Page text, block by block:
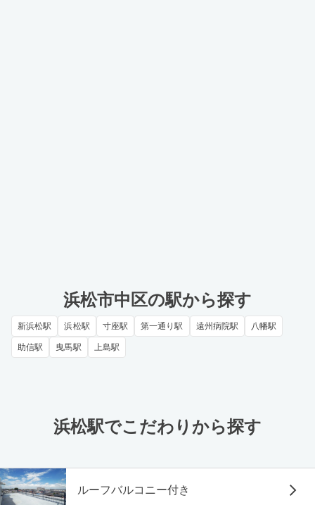
浜松市中区の駅から探す
新浜松駅 浜松駅 寸座駅 第一通り駅 遠州病院駅 八幡駅
助信駅 曳馬駅 上島駅
浜松駅でこだわりから探す
ルーフバルコニー付き